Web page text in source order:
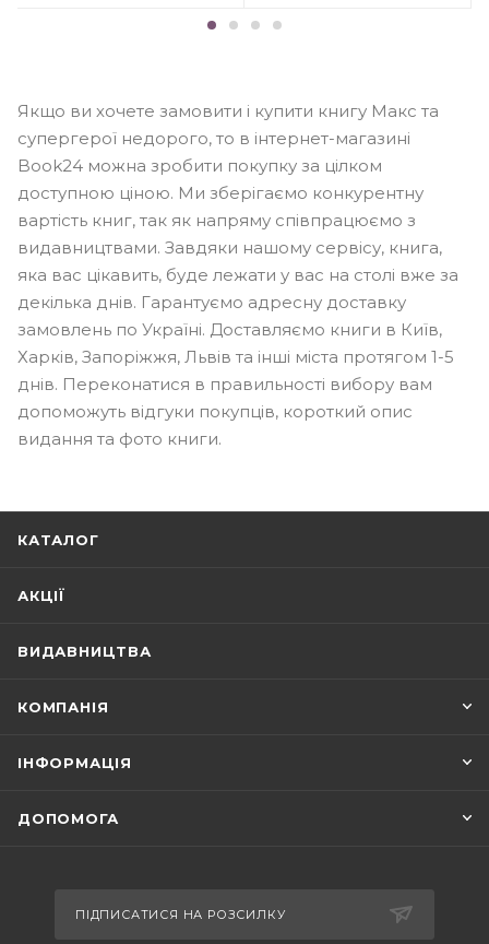
Якщо ви хочете замовити і купити книгу Макс та
супергерої недорого, то в інтернет-магазині
Book24 можна зробити покупку за цілком
доступною ціною. Ми зберігаємо конкурентну
вартість книг, так як напряму співпрацюємо з
видавництвами. Завдяки нашому сервісу, книга,
яка вас цікавить, буде лежати у вас на столі вже за
декілька днів. Гарантуємо адресну доставку
замовлень по Україні. Доставляємо книги в Київ,
Харків, Запоріжжя, Львів та інші міста протягом 1-5
днів. Переконатися в правильності вибору вам
допоможуть відгуки покупців, короткий опис
видання та фото книги.
КАТАЛОГ
АКЦІЇ
ВИДАВНИЦТВА
КОМПАНІЯ
ІНФОРМАЦІЯ
ДОПОМОГА
ПІДПИСАТИСЯ НА РОЗСИЛКУ